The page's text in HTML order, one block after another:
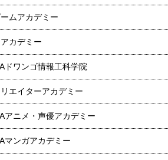
ムアカデミー
カデミー
ドワンゴ情報工科学院
エイターアカデミー
アニメ・声優アカデミー
マンガアカデミー